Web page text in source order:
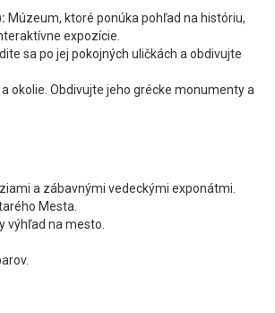
Múzeum, ktoré ponúka pohľad na históriu,
expozície.
sa po jej pokojných uličkách a obdivujte
okolie. Obdivujte jeho grécke monumenty a
a zábavnými vedeckými exponátmi.
Mesta.
výhľad na mesto.